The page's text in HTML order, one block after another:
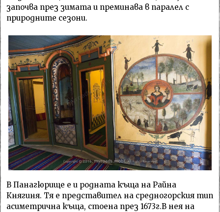
започва през зимата и преминава в паралел с
природните сезони.
В Панагюрище е и родната къща на Райна
Княгиня. Тя е представител на средногорския тип
асиметрична къща, стоена през 1673г.В нея на